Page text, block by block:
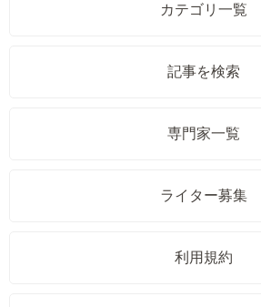
カテゴリ一覧
記事を検索
専門家一覧
ライター募集
利用規約